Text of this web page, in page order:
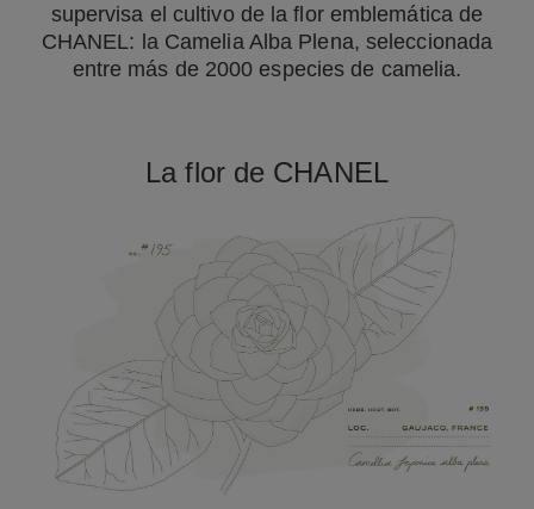
supervisa el cultivo de la flor emblemática de
CHANEL: la Camelia Alba Plena, seleccionada
entre más de 2000 especies de camelia.
La flor de CHANEL